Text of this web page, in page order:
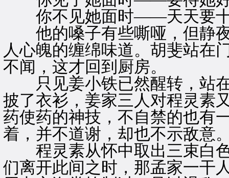
你不见她面时——天天要十
他的嗓子有些嘶哑，但静夜
人心魄的缠绵味道。胡斐站在
不闻，这才回到厨房。
只见姜小铁已然醒转，站在
披了衣衫，姜家三人对程灵素
药使药的神技，不自禁的也有
着，并不道谢，却也不示敌意
程灵素从怀中取出三束白色
们离开此间之时，那孟家一干